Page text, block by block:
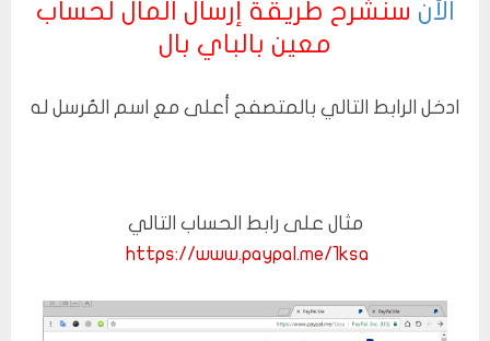
الأن سنشرح طريقة إرسال المال لحساب
معين بالباي بال
ادخل الرابط التالي بالمتصفح أعلى مع اسم المُرسل له
مثال على رابط الحساب التالي
https://www.paypal.me/1ksa